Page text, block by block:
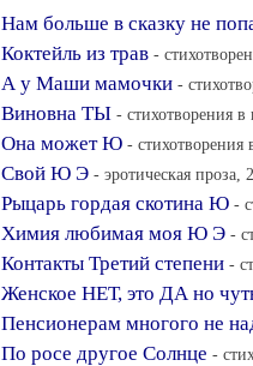
Нам больше в сказку не
Коктейль из трав -
А у Маши мамочки -
Виновна ТЫ - стихотворения
Она может Ю - стихотворения
Свой Ю Э - эротическая проза,
Рыцарь гордая скотина Ю -
Химия любимая моя Ю Э -
Контакты Третий степени -
Женское НЕТ, это ДА но
Пенсионерам многого не
По росе другое Солнце -